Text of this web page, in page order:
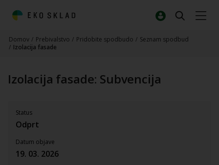
Domov / Prebivalstvo / Pridobite spodbudo / Seznam spodbud
/ Izolacija fasade
Izolacija fasade: Subvencija
Status
Odprt
Datum objave
19. 03. 2026